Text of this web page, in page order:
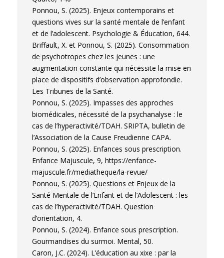
Ponnou, S. (2025). Enjeux contemporains et
questions vives sur la santé mentale de l’enfant
et de l’adolescent. Psychologie & Éducation, 644.
Briffault, X. et Ponnou, S. (2025). Consommation
de psychotropes chez les jeunes : une
augmentation constante qui nécessite la mise en
place de dispositifs d’observation approfondie.
Les Tribunes de la Santé.
Ponnou, S. (2025). Impasses des approches
biomédicales, nécessité de la psychanalyse : le
cas de l’hyperactivité/TDAH. SRIPTA, bulletin de
l’Association de la Cause Freudienne CAPA.
Ponnou, S. (2025). Enfances sous prescription.
Enfance Majuscule, 9, https://enfance-
majuscule.fr/mediatheque/la-revue/
Ponnou, S. (2025). Questions et Enjeux de la
Santé Mentale de l’Enfant et de l’Adolescent : les
cas de l’hyperactivité/TDAH. Question
d’orientation, 4.
Ponnou, S. (2024). Enfance sous prescription.
Gourmandises du surmoi. Mental, 50.
Caron, J.C. (2024). L’éducation au xixe : par la